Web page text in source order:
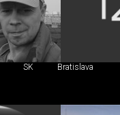
SK Bratislava